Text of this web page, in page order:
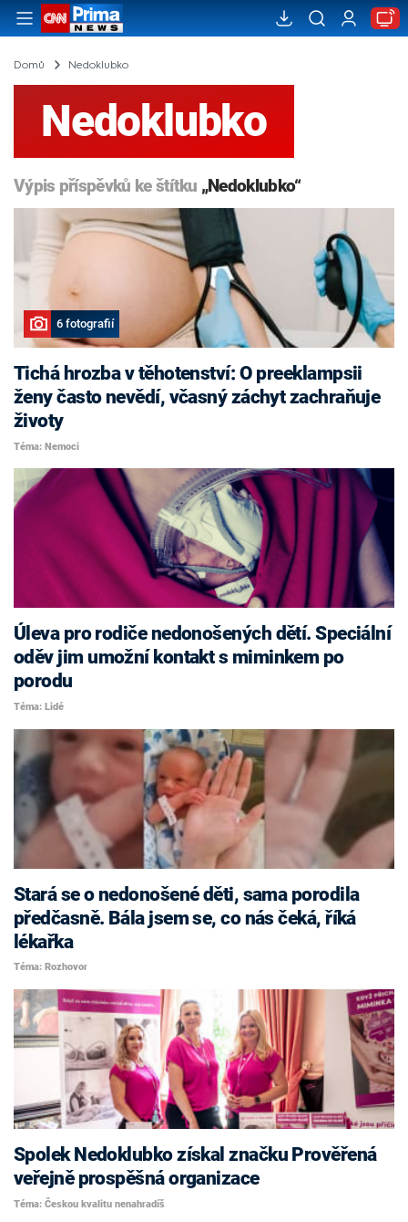
Domů Nedoklubko
Nedoklubko
Výpis příspěvků ke štítku „Nedoklubko“
6 fotografií
Tichá hrozba v těhotenství: O preeklampsii
ženy často nevědí, včasný záchyt zachraňuje
životy
Téma: Nemoci
Úleva pro rodiče nedonošených dětí. Speciální
oděv jim umožní kontakt s miminkem po
porodu
Téma: Lidé
Stará se o nedonošené děti, sama porodila
předčasně. Bála jsem se, co nás čeká, říká
lékařka
Téma: Rozhovor
Spolek Nedoklubko získal značku Prověřená
veřejně prospěšná organizace
Téma: Českou kvalitu nenahradíš